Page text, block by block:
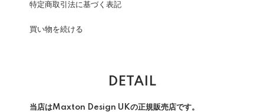
特定商取引法に基づく表記
買い物を続ける
DETAIL
当店はMaxton Design UKの正規販売店です。